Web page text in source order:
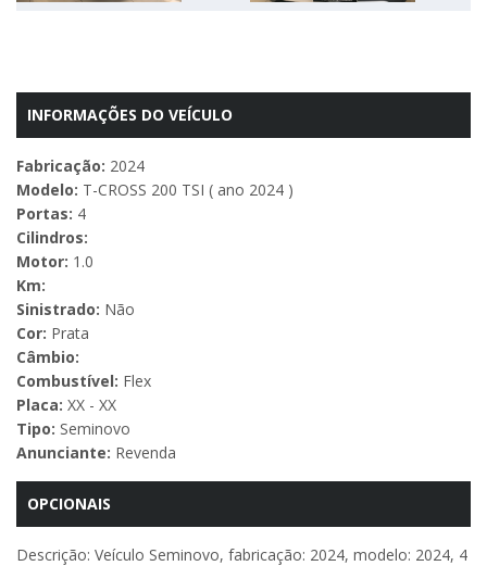
INFORMAÇÕES DO VEÍCULO
Fabricação: 2024
Modelo: T-CROSS 200 TSI ( ano 2024 )
Portas: 4
Cilindros:
Motor: 1.0
Km:
Sinistrado: Não
Cor: Prata
Câmbio:
Combustível: Flex
Placa: XX - XX
Tipo: Seminovo
Anunciante: Revenda
OPCIONAIS
Descrição: Veículo Seminovo, fabricação: 2024, modelo: 2024, 4